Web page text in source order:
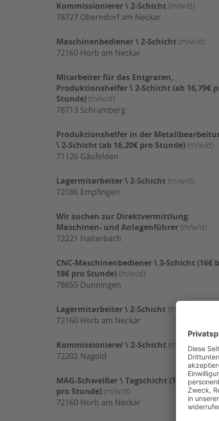
Kommissionierer \ 2-Schicht (m/w/d)
78727 Oberndorf am Neckar
Maschinenbediener \ 2-Schicht (m/w/d)
72160 Horb am Neckar
Mitarbeiter für das Entgraten,
Produktionshelfer \ 2-Schicht (ab 16,79€
Stunde)(m/w/d)
78713 Schramberg
Produktionshelfer in der
\ 2-Schicht (ab 16,20€ pro Stunde)(m/w/d)
71126 Gäufelden
Lagermitarbeiter \ 2-Schicht(m/w/d)
72186 Empfingen
Wir suchen zur Direktvermittlung:
Maschinen- und Anlagenführer(m/w/d)
72221 Haiterbach
CNC-Maschinenbediener \ 3-Schicht (16€
18€ pro Stunde)(m/w/d)
78655 Dunningen
Lagermitarbeiter \ 2-Schicht (m/w/d)
72160 Horb am Neckar
Kommissionierer \ 2-Schicht(m/w/d)
72202 Nagold
MAG-Schweißer \ Tagschicht (18€ bis 20€
pro Stunde)(m/w/d)
72160 Horb am Neckar